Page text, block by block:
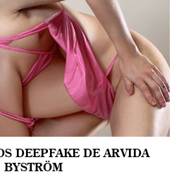
DEEPFAKE DE ARVIDA
BYSTRÖM